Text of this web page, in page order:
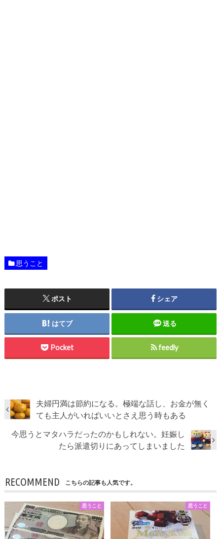
思うこと
ポスト シェア
はてブ 送る
Pocket feedly
夫婦円満は節約になる。極端な話し、お金が無く
ても主人がいればいいとさえ思う時もある
今思うとマタハラだったのかもしれない。妊娠し
たら派遣切りにあってしまいました
RECOMMEND こちらの記事も人気です。
思うこと 思うこと